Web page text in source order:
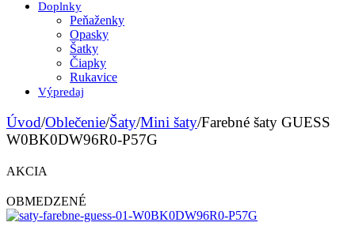
Doplnky
Peňaženky
Opasky
Šatky
Čiapky
Rukavice
Výpredaj
Úvod/Oblečenie/Šaty/Mini šaty/Farebné šaty GUESS
W0BK0DW96R0-P57G
AKCIA
OBMEDZENÉ